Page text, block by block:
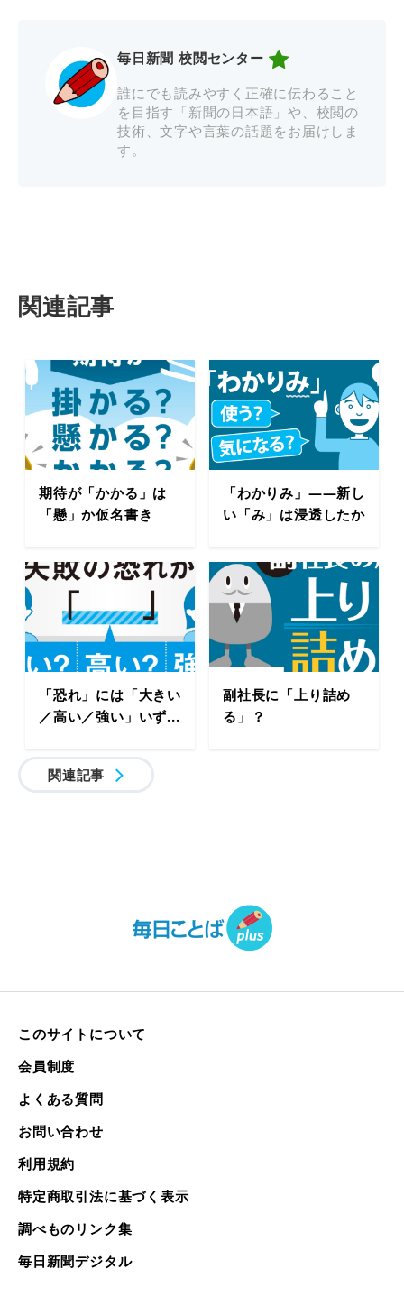
毎日新聞 校閲センター
誰にでも読みやすく正確に伝わること
を目指す「新聞の日本語」や、校閲の
技術、文字や言葉の話題をお届けしま
す。
関連記事
期待が「かかる」は
「懸」か仮名書き
「わかりみ」――新し
い「み」は浸透したか
「恐れ」には「大きい
／高い／強い」いず...
副社長に「上り詰め
る」？
関連記事
このサイトについて
会員制度
よくある質問
お問い合わせ
利用規約
特定商取引法に基づく表示
調べものリンク集
毎日新聞デジタル